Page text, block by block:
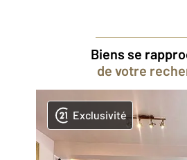
Biens se
de votre
Exclusivité